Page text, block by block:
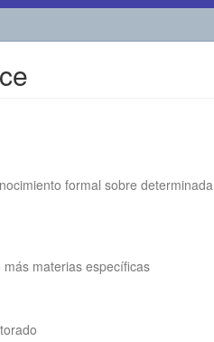
formal sobre determinada
materias específicas